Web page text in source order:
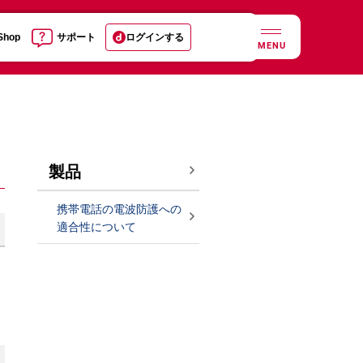
サポート ログインする
MENU
製品
携帯電話の電波防護への
適合性について